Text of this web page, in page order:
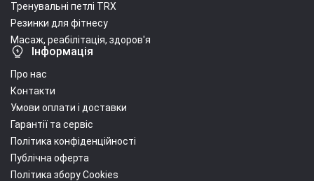
Тренувальні петлі TRX
Резинки для фітнесу
Масаж, реабілітація, здоров'я
Інформація
Про нас
Контакти
Умови оплати і доставки
Гарантії та сервіс
Політика конфіденційності
Публічна оферта
Політика збору Cookies